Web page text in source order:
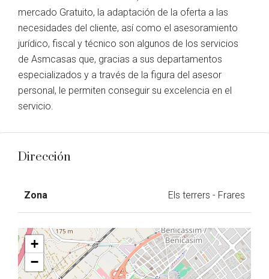
mercado Gratuito, la adaptación de la oferta a las
necesidades del cliente, así como el asesoramiento
jurídico, fiscal y técnico son algunos de los servicios
de Asmcasas que, gracias a sus departamentos
especializados y a través de la figura del asesor
personal, le permiten conseguir su excelencia en el
servicio.
Dirección
Zona Els terrers - Frares
+
−